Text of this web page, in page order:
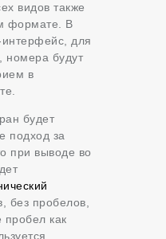
видов также
формате. В
интерфейс, для
номера будут
в
будет
подход за
при выводе во
без пробелов,
пробел как